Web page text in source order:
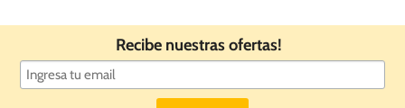
Recibe nuestras ofertas!